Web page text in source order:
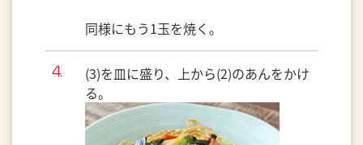
同様にもう1玉を焼く。
(3)を皿に盛り、上から(2)のあんをかけ
る。